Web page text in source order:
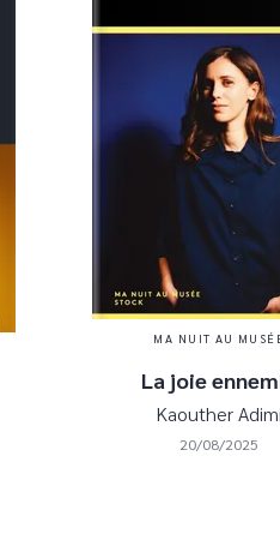
MA NUIT AU
La joie
Kaouther Adimi
20/08/2025